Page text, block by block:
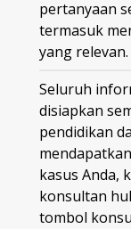
pertanyaan
termasuk
yang relevan.
Seluruh
disiapkan
pendidikan
kasus Anda,
konsultan
tombol